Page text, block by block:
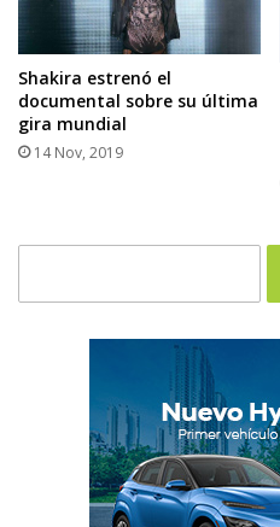
Shakira estrenó el
documental sobre su última
gira mundial
14 Nov, 2019